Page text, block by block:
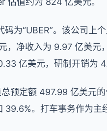
为“UBER”。该公司上
，净收入为 9.97 亿美元
亿美元，研制开销为
预定额 497.99 亿美元
。打车事务作为主